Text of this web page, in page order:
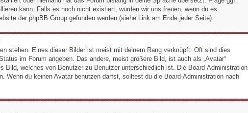
kann. Falls es noch nicht existiert, würden wir uns freuen, wenn du es
der phpBB Group gefunden werden (siehe Link am Ende jeder Seite).
stehen. Eines dieser Bilder ist meist mit deinem Rang verknüpft: Oft sind dies
im Forum angeben. Das andere, meist größere Bild, ist auch als „Avatar“
Bild, welches von Benutzer zu Benutzer unterschiedlich ist. Die Board-Administration
Wenn du keinen Avatar benutzen darfst, solltest du die Board-Administration nach